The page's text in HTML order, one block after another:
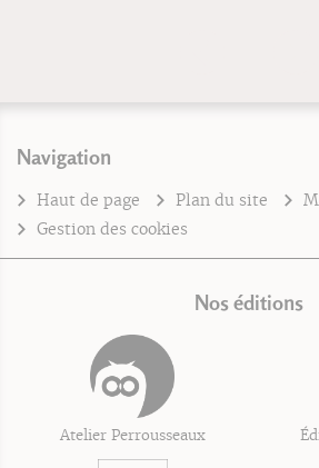
Navigation
Haut de page Plan du site
Gestion des cookies
Nos éditions
Atelier Perrousseaux